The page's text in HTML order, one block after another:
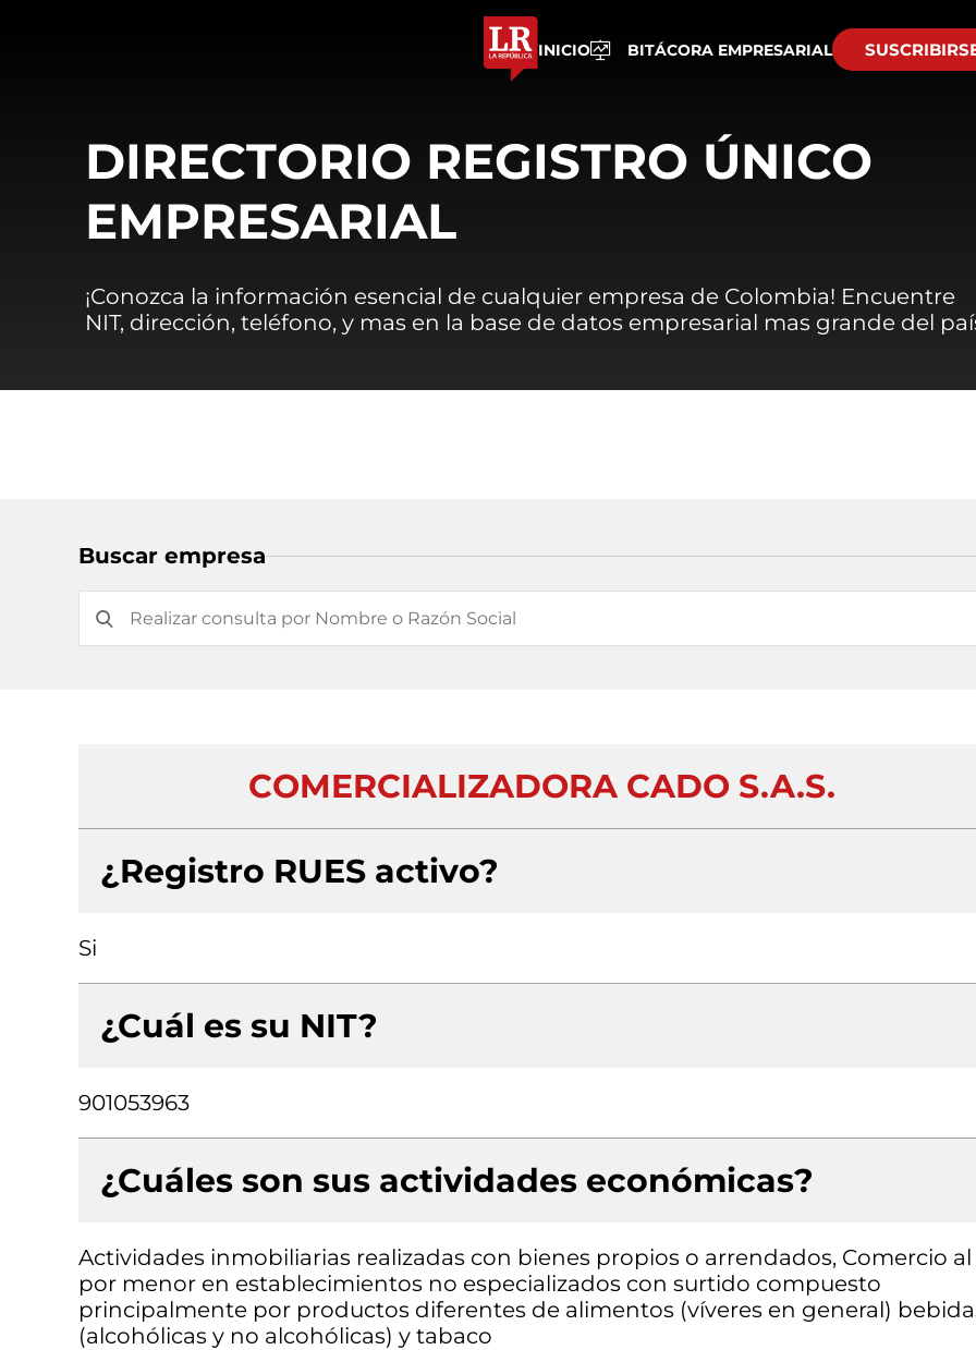
INICIO BITÁCORA EMPRESARIAL
DIRECTORIO REGISTRO ÚNICO
EMPRESARIAL
¡Conozca la información esencial de cualquier empresa de Colombia! Encuentre
NIT, dirección, teléfono, y mas en la base de datos empresarial mas grande del
Buscar empresa
COMERCIALIZADORA CADO S.A.S.
¿Registro RUES activo?
Si
¿Cuál es su NIT?
901053963
¿Cuáles son sus actividades económicas?
Actividades inmobiliarias realizadas con bienes propios o arrendados, Comercio al
por menor en establecimientos no especializados con surtido compuesto
principalmente por productos diferentes de alimentos (víveres en general)
(alcohólicas y no alcohólicas) y tabaco